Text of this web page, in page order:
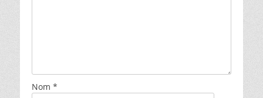
Nom *